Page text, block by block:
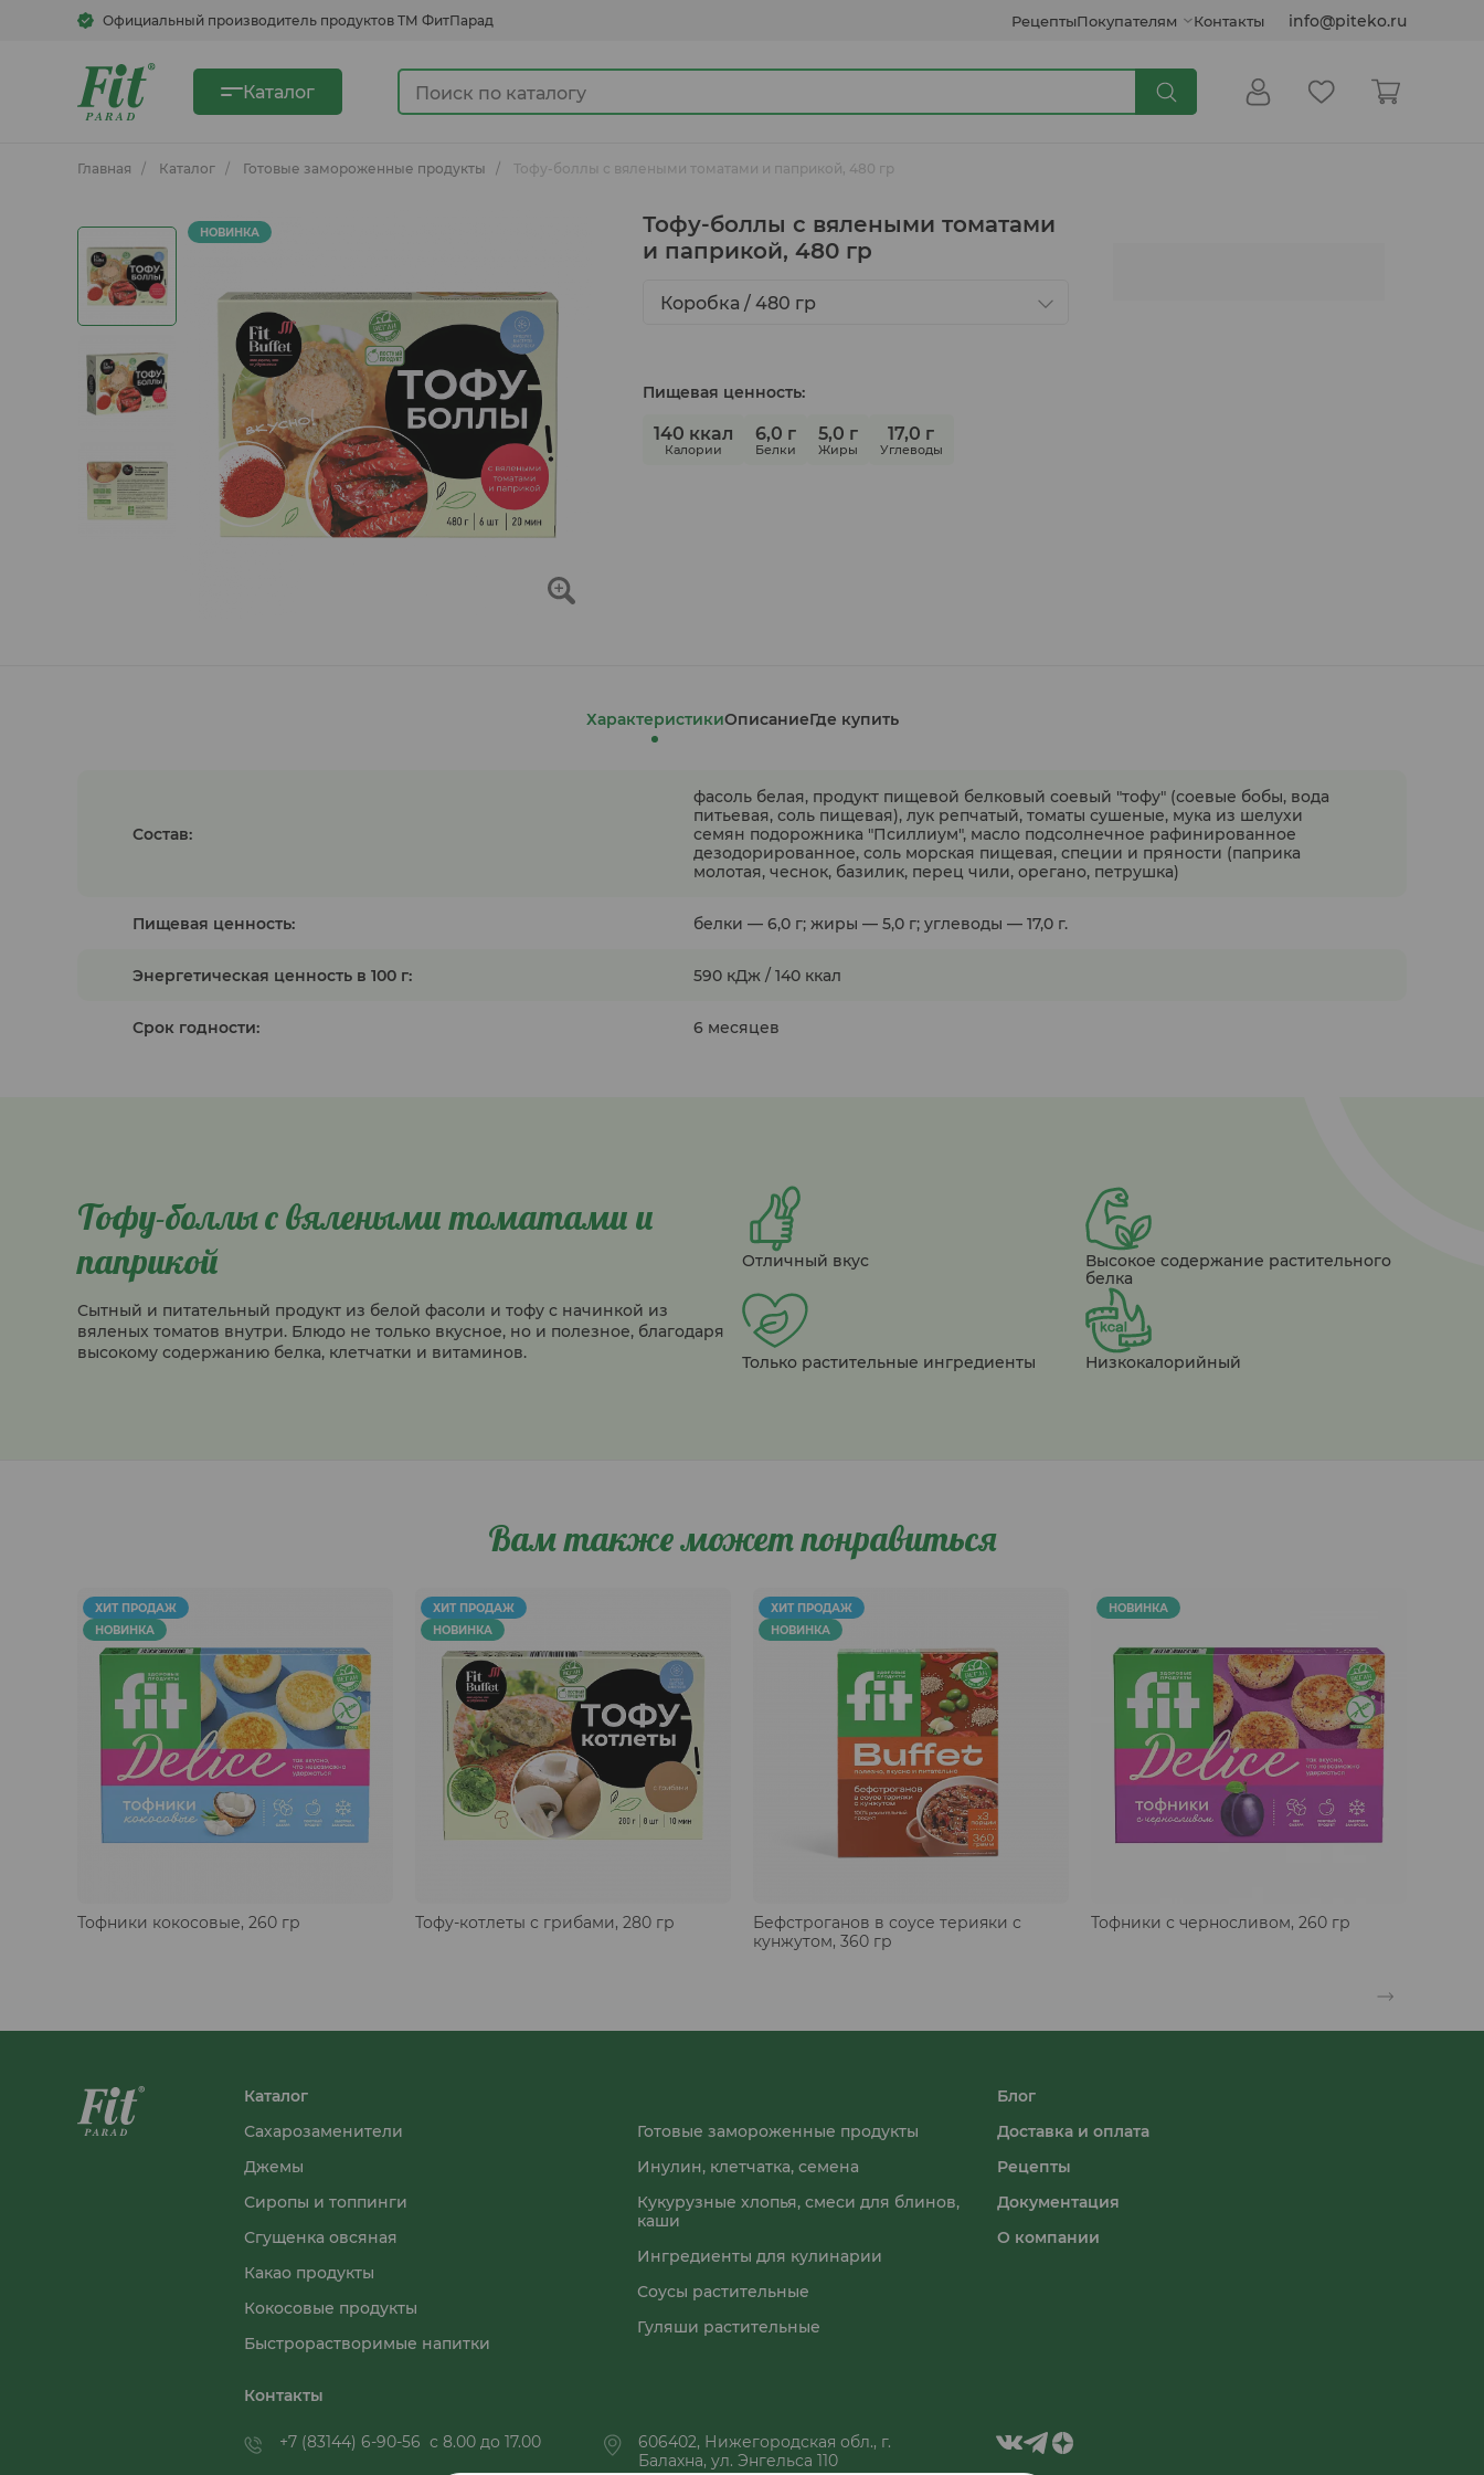
Официальный производитель продуктов ТМ ФитПарад
Сахарозаменители Джемы Сиропы и топпинги
Сгущенка овсяная Какао продукты
Быстрорастворимые напитки
Кукурузные хлопья, смеси для
блинов, каши
Ингредиенты для кулинарии
Гуляши растительные
РецептыПокупателям Контакты info@piteko.ru
Каталог
Главная Каталог Готовые замороженные продукты Тофу-боллы с вялеными томатами и паприкой, 480 гр
НОВИНКА
Тофу-боллы с вялеными томатами
и паприкой, 480 гр
Коробка / 480 гр
Пищевая ценность:
140 ккал
Калории
6,0 г
Белки
5,0 г
Жиры
17,0 г
Углеводы
ХарактеристикиОписаниеГде купить
Состав:
фасоль белая, продукт пищевой белковый соевый "тофу" (соевые бобы, вода
питьевая, соль пищевая), лук репчатый, томаты сушеные, мука из шелухи
семян подорожника "Псиллиум", масло подсолнечное рафинированное
дезодорированное, соль морская пищевая, специи и пряности (паприка
молотая, чеснок, базилик, перец чили, орегано, петрушка)
Пищевая ценность: белки — 6,0 г; жиры — 5,0 г; углеводы — 17,0 г.
Энергетическая ценность в 100 г: 590 кДж / 140 ккал
Срок годности: 6 месяцев
Тофу-боллы с вялеными томатами и
паприкой
Сытный и питательный продукт из белой фасоли и тофу с начинкой из
вяленых томатов внутри. Блюдо не только вкусное, но и полезное, благодаря
высокому содержанию белка, клетчатки и витаминов.
Отличный вкус
Высокое содержание растительного
белка
Только растительные ингредиенты Низкокалорийный
Вам также может понравиться
ХИТ ПРОДАЖ
НОВИНКА
Тофники кокосовые, 260 гр
ХИТ ПРОДАЖ
НОВИНКА
Тофу-котлеты с грибами, 280 гр
ХИТ ПРОДАЖ
НОВИНКА
Бефстроганов в соусе терияки с
кунжутом, 360 гр
НОВИНКА
Тофники с черносливом, 260 гр
Каталог
Сахарозаменители
Джемы
Сиропы и топпинги
Сгущенка овсяная
Какао продукты
Кокосовые продукты
Быстрорастворимые напитки
Готовые замороженные продукты
Инулин, клетчатка, семена
Кукурузные хлопья, смеси для блинов,
каши
Ингредиенты для кулинарии
Соусы растительные
Гуляши растительные
Блог
Доставка и оплата
Рецепты
Документация
О компании
Контакты
+7 (83144) 6-90-56 с 8.00 до 17.00
606402, Нижегородская обл., г.
Балахна, ул. Энгельса 110